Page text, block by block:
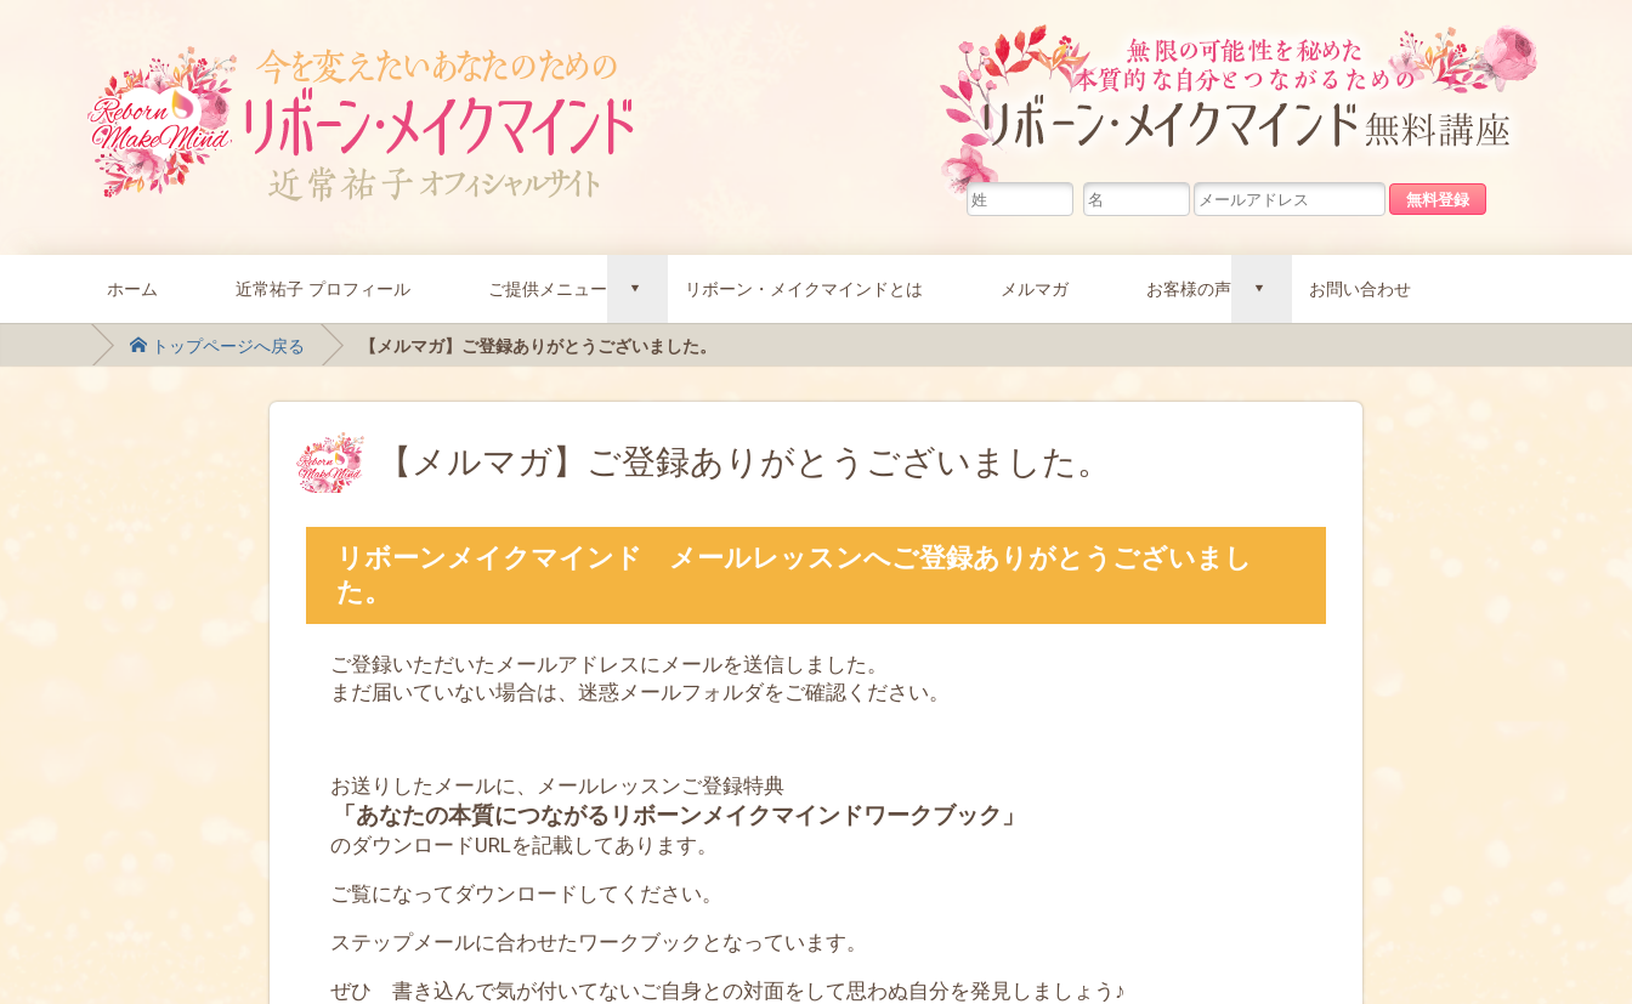
ホーム 近常祐子 プロフィール ご提供メニュー d リボーン・メイクマインドとは メルマガ お客様の声 d お問い合わせ
トップページへ戻る 【メルマガ】ご登録ありがとうございました。
【メルマガ】ご登録ありがとうございました。
リボーンメイクマインド メールレッスンへご登録ありがとうございまし
た。
ご登録いただいたメールアドレスにメールを送信しました。
まだ届いていない場合は、迷惑メールフォルダをご確認ください。
お送りしたメールに、メールレッスンご登録特典
「あなたの本質につながるリボーンメイクマインドワークブック」
のダウンロードURLを記載してあります。
ご覧になってダウンロードしてください。
ステップメールに合わせたワークブックとなっています。
ぜひ 書き込んで気が付いてないご自身との対面をして思わぬ自分を発見しましょう♪